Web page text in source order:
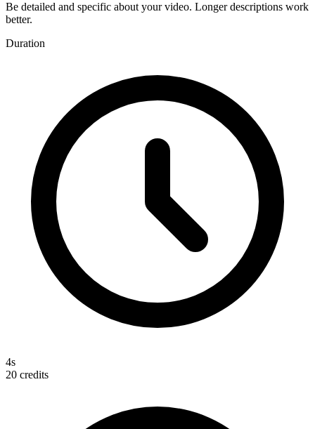
Be detailed and specific about your video. Longer descriptions work
better.
Duration
4s
20 credits